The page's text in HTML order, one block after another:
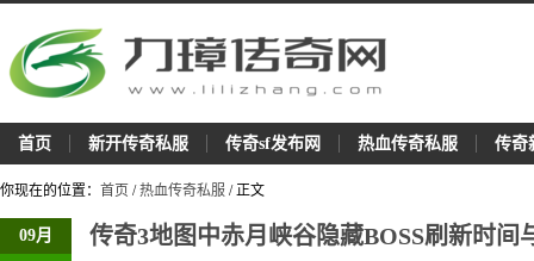
首页 新开传奇私服 传奇sf发布网 热血传奇私服 传奇
你现在的位置： 首页 /热血传奇私服 / 正文
09月
传奇3地图中赤月峡谷隐藏BOSS刷新时间